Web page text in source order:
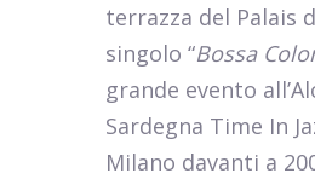
terrazza del Palais
singolo “Bossa
grande evento
Sardegna Time In
Milano davanti a